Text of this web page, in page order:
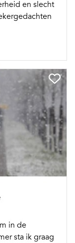
en slecht
in de
sta ik graag